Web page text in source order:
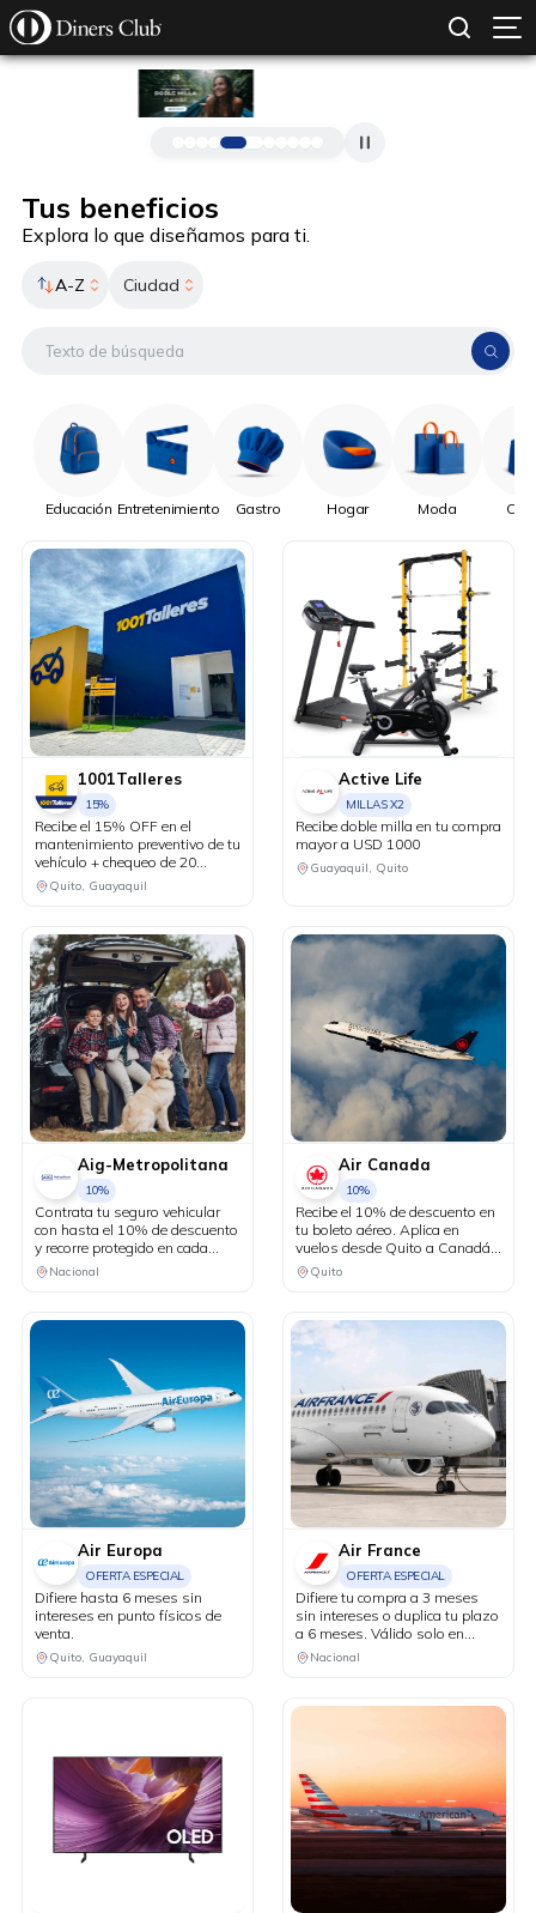
Pasar al contenido principal
Tus beneficios
Explora lo que diseñamos para ti.
A-Z Ciudad
Educación Entretenimiento Gastro Hogar Moda
1001Talleres
15%
Recibe el 15% OFF en el
mantenimiento preventivo de tu
vehículo + chequeo de 20
puntos sin costo.
Quito, Guayaquil
Active Life
MILLAS X2
Recibe doble milla en tu compra
mayor a USD 1000
Guayaquil, Quito
Aig-Metropolitana
10%
Contrata tu seguro vehicular
con hasta el 10% de descuento
y recorre protegido en cada
kilómetro. Adicionalmente,
recibe una revisión vehicular
matriculación de tu auto sin
Nacional
Air Canada
10%
Recibe el 10% de descuento en
tu boleto aéreo. Aplica en
vuelos desde Quito a Canadá y
Estados Unidos en conexión
vía Bogotá.
Quito
Air Europa
OFERTA ESPECIAL
Difiere hasta 6 meses sin
intereses en punto físicos de
venta.
Quito, Guayaquil
Air France
OFERTA ESPECIAL
Difiere tu compra a 3 meses
sin intereses o duplica tu plazo
a 6 meses. Válido solo en
puntos de venta físicos y
agencias de viaje.
Nacional